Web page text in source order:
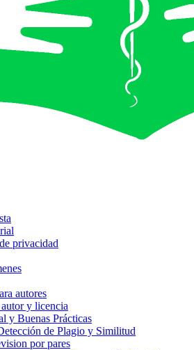
privacidad
autores
y licencia
y Buenas Prácticas
de Plagio y Similitud
por pares